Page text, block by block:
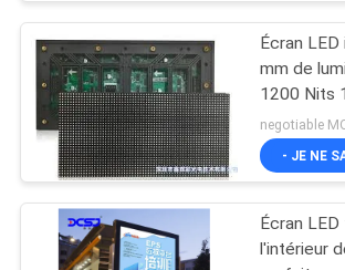
VISITE
D'USINE
CONTRÔLE
QUALITÉ
Écran
mm de
1200 Nits
Pixels
100000
negotiable
- JE NE
Écran
l'intérieur